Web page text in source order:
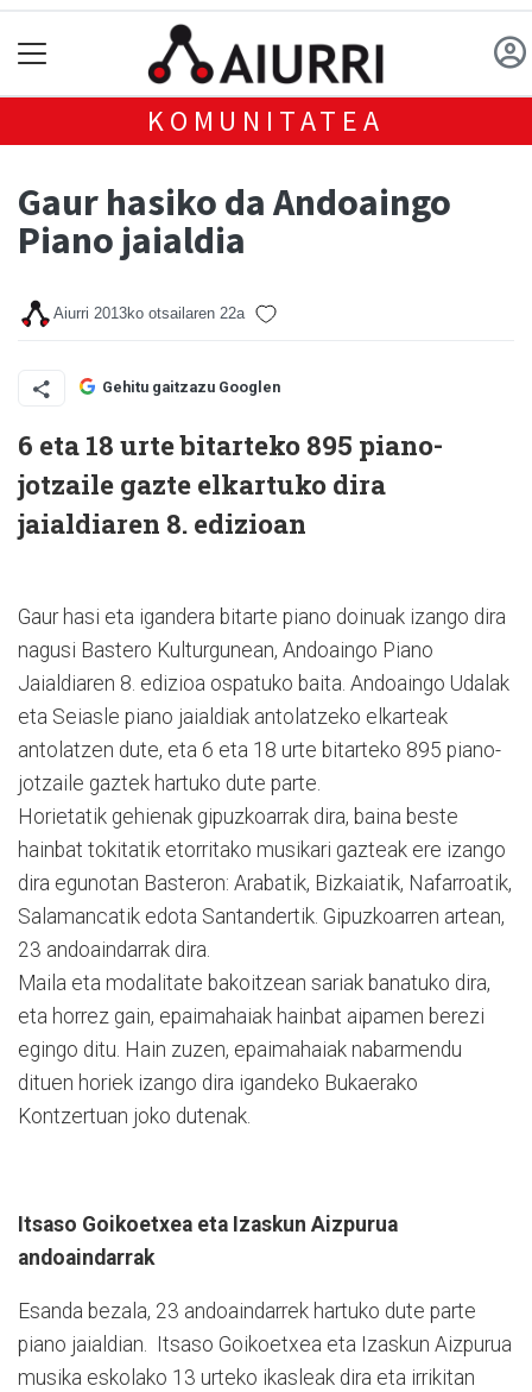
KOMUNITATEA
Gaur hasiko da Andoaingo
Piano jaialdia
Aiurri 2013ko otsailaren 22a
Gehitu gaitzazu Googlen
6 eta 18 urte bitarteko 895 piano-
jotzaile gazte elkartuko dira
jaialdiaren 8. edizioan
Gaur hasi eta igandera bitarte piano doinuak izango dira
nagusi Bastero Kulturgunean, Andoaingo Piano
Jaialdiaren 8. edizioa ospatuko baita. Andoaingo Udalak
eta Seiasle piano jaialdiak antolatzeko elkarteak
antolatzen dute, eta 6 eta 18 urte bitarteko 895 piano-
jotzaile gaztek hartuko dute parte.
Horietatik gehienak gipuzkoarrak dira, baina beste
hainbat tokitatik etorritako musikari gazteak ere izango
dira egunotan Basteron: Arabatik, Bizkaiatik, Nafarroatik,
Salamancatik edota Santandertik. Gipuzkoarren artean,
23 andoaindarrak dira.
Maila eta modalitate bakoitzean sariak banatuko dira,
eta horrez gain, epaimahaiak hainbat aipamen berezi
egingo ditu. Hain zuzen, epaimahaiak nabarmendu
dituen horiek izango dira igandeko Bukaerako
Kontzertuan joko dutenak.
Itsaso Goikoetxea eta Izaskun Aizpurua
andoaindarrak
Esanda bezala, 23 andoaindarrek hartuko dute parte
piano jaialdian. Itsaso Goikoetxea eta Izaskun Aizpurua
musika eskolako 13 urteko ikasleak dira eta irrikitan